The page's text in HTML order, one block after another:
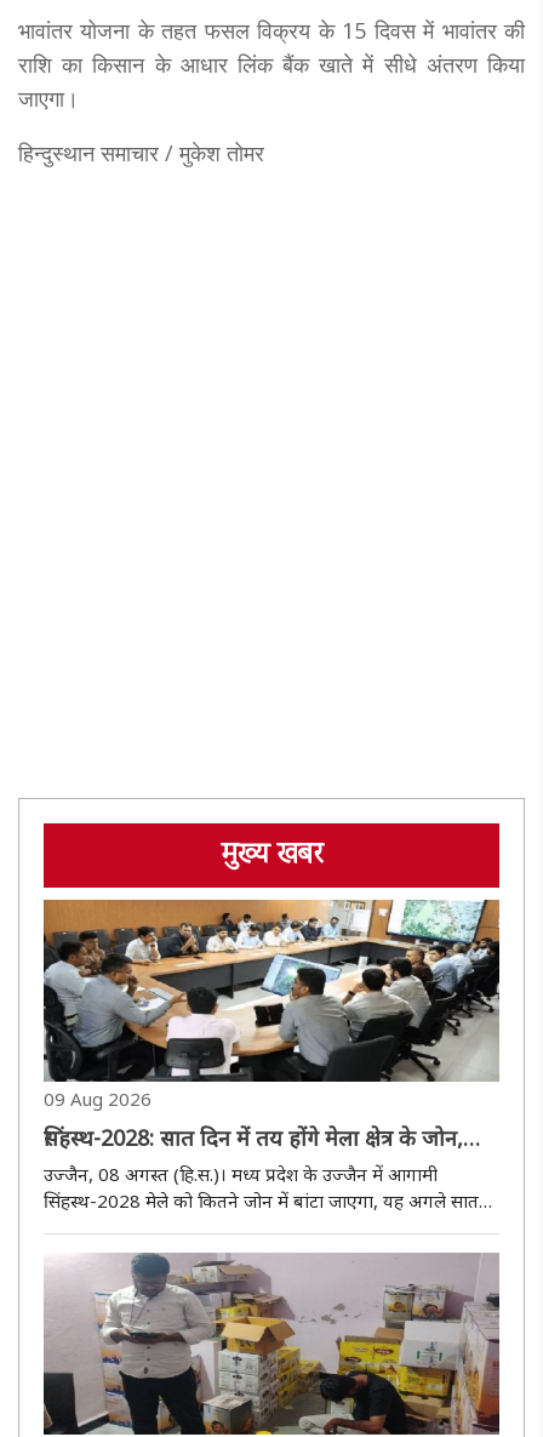
भावांतर योजना के तहत फसल विक्रय के 15 दिवस में भावांतर की
राशि का किसान के आधार लिंक बैंक खाते में सीधे अंतरण किया
जाएगा।
हिन्दुस्थान समाचार / मुकेश तोमर
मुख्य खबर
09 Aug 2026
सिंहस्थ-2028: सात दिन में तय होंगे मेला क्षेत्र के जोन,
पार्किंग से लेकर पेयजल तक की बनेगी योजना
उज्जैन, 08 अगस्त (हि.स.)। मध्य प्रदेश के उज्जैन में आगामी
सिंहस्थ-2028 मेले को कितने जोन में बांटा जाएगा, यह अगले सात
आशीष सिंह की अध्यक्षता में शनिवार को हुई समन्वय बैठक में मेला